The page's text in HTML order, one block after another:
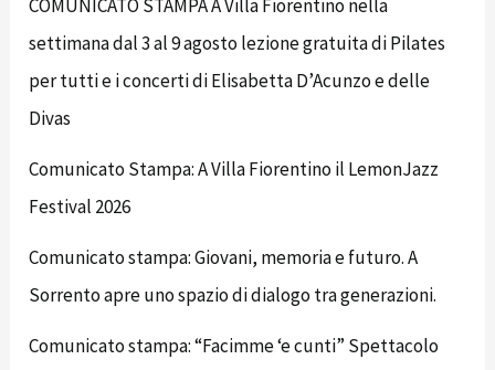
COMUNICATO STAMPA A Villa Fiorentino nella
settimana dal 3 al 9 agosto lezione gratuita di Pilates
per tutti e i concerti di Elisabetta D’Acunzo e delle
Divas
Comunicato Stampa: A Villa Fiorentino il LemonJazz
Festival 2026
Comunicato stampa: Giovani, memoria e futuro. A
Sorrento apre uno spazio di dialogo tra generazioni.
Comunicato stampa: “Facimme ‘e cunti” Spettacolo